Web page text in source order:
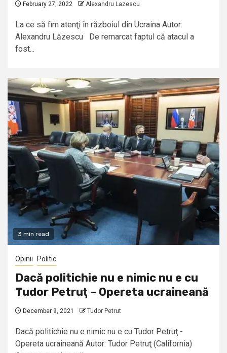
February 27, 2022 Alexandru Lazescu
La ce să fim atenţi în războiul din Ucraina Autor:
Alexandru Lăzescu De remarcat faptul că atacul a
fost...
3 min read
Opinii Politic
Dacă politichie nu e nimic nu e cu
Tudor Petruţ – Opereta ucraineană
December 9, 2021 Tudor Petrut
Dacă politichie nu e nimic nu e cu Tudor Petruţ -
Opereta ucraineană Autor: Tudor Petruţ (California)